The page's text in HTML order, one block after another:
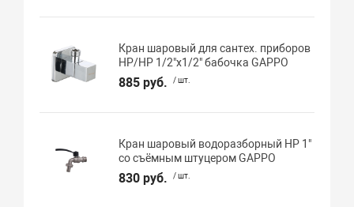
Кран шаровый для сантех. приборов
НР/НР 1/2"х1/2" бабочка GAPPO
885 руб. / шт.
Кран шаровый водоразборный НР 1"
со съёмным штуцером GAPPO
830 руб. / шт.